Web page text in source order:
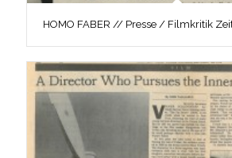
HOMO FABER // Presse / Filmkritik